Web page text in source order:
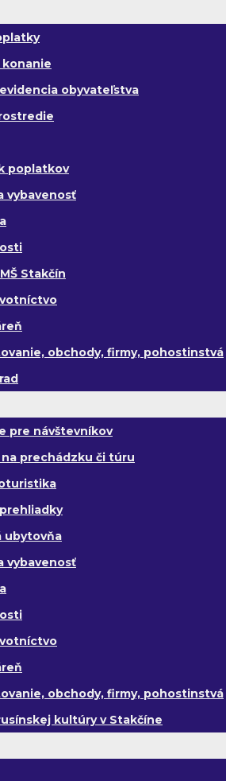
obyvateľstva
poplatkov
vybavenosť
Stakčín
obchody, firmy, pohostinstvá
pre návštevníkov
na prechádzku či túru
ubytovňa
vybavenosť
obchody, firmy, pohostinstvá
kultúry v Stakčíne